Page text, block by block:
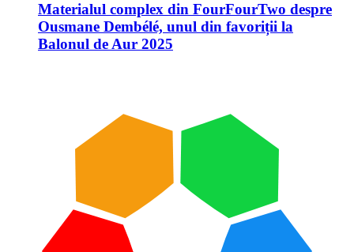
Materialul complex din FourFourTwo despre
Ousmane Dembélé, unul din favoriții la
Balonul de Aur 2025